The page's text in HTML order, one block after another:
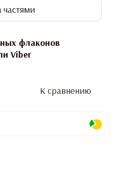
частями
флаконов
Viber
К сравнению